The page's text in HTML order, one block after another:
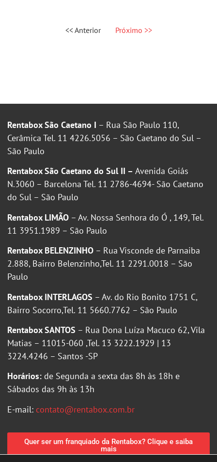
<< Anterior Próximo >>
Rentabox São Caetano I – Rua São Paulo 110,
Cerâmica Tel. 11 4226.5056 – São Caetano do Sul –
São Paulo
Rentabox São Caetano do Sul II – Avenida Goiás
N.3060 – Barcelona Tel. 11 2786-4694- São Caetano
do Sul – São Paulo
Rentabox LIMÃO – Av. Nossa Senhora do Ó , 149, Tel.
11 3951.1989 – São Paulo
Rentabox BELENZINHO – Rua Visconde de Parnaiba
2.888, Bairro Belenzinho,Tel. 11 2291.0018 – São
Paulo
Rentabox INTERLAGOS – Av. do Rio Bonito 1751 C,
Bairro Socorro,Tel. 11 5660.7762 – São Paulo
Rentabox SANTOS – Rua Dona Luíza Macuco 62, Vila
Matias – 11015-060 ,Tel. 13 3222.1929 | 13
3224.4246 – Santos -SP
Horários: de Segunda a sexta das 8h às 18h e
Sábados das 9h às 13h
E-mail: contato@rentabox.com.br
Quer ser um franquiado da Rentabox? Clique e saiba
mais